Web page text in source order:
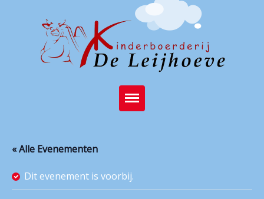
Brasserie
Kinderboerderij
« Alle Evenementen
Dit evenement is voorbij.